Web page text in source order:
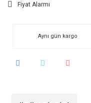
Fiyat Alarmı
Aynı gün kargo